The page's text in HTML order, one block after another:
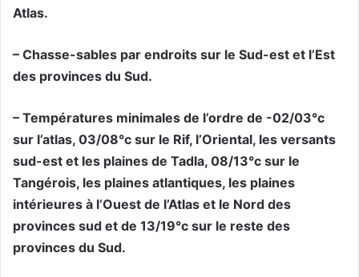
Atlas.
– Chasse-sables par endroits sur le Sud-est et l’Est
des provinces du Sud.
– Températures minimales de l’ordre de -02/03°c
sur l’atlas, 03/08°c sur le Rif, l’Oriental, les versants
sud-est et les plaines de Tadla, 08/13°c sur le
Tangérois, les plaines atlantiques, les plaines
intérieures à l’Ouest de l’Atlas et le Nord des
provinces sud et de 13/19°c sur le reste des
provinces du Sud.